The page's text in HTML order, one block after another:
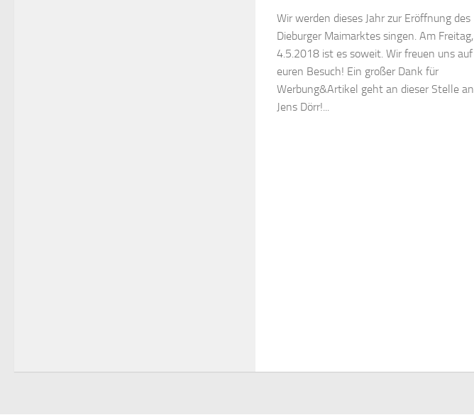
Wir werden dieses Jahr zur Eröffnung des
Dieburger Maimarktes singen. Am Freitag,
4.5.2018 ist es soweit. Wir freuen uns auf
euren Besuch! Ein großer Dank für
Werbung&Artikel geht an dieser Stelle an
Jens Dörr!...